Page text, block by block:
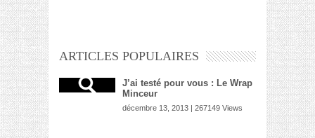
ARTICLES POPULAIRES
J’ai testé pour vous : Le Wrap
Minceur
décembre 13, 2013 | 267149 Views